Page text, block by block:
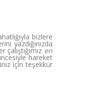
bizlere
yazdığınızda
en
hareket
için teşekkür